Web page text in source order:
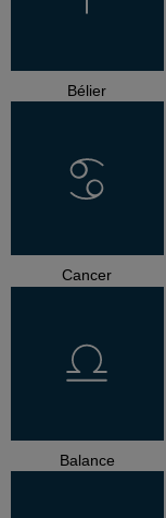
Bélier
Cancer
Balance